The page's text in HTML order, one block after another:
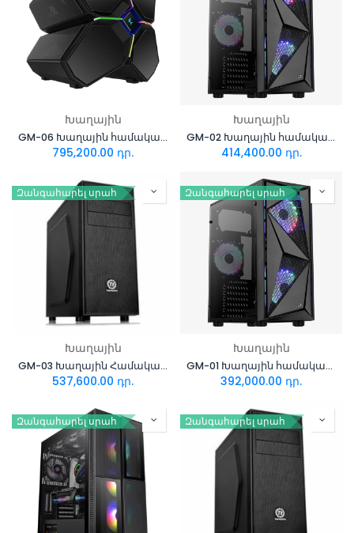
Խաղային
GM-06 Խաղային համակարգիչ i7+Asus Dual GeForce RTX4060Ti 8GB
795,200.00 դր.
Խաղային
GM-02 Խաղային համակարգիչ i5+RTX 3060 12GB
414,400.00 դր.
Զանգահարել սրահ
Խաղային
GM-03 Խաղային Համակարգիչ i5+Asus Dual RTX 4060 8GB
537,600.00 դր.
Զանգահարել սրահ
Խաղային
GM-01 Խաղային համակարգիչ i5+Asus Dual RTX3050 8GB
392,000.00 դր.
Զանգահարել սրահ Զանգահարել սրահ